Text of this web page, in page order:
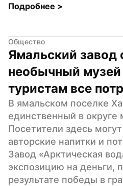
Подробнее >
Общество
Ямальский завод
необычный
туристам все
В ямальском поселке
единственный в округе
Посетители здесь
авторские напитки и
Завод «Арктическая
экспозицию на деньги,
результате победы в